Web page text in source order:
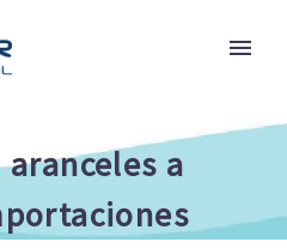
a